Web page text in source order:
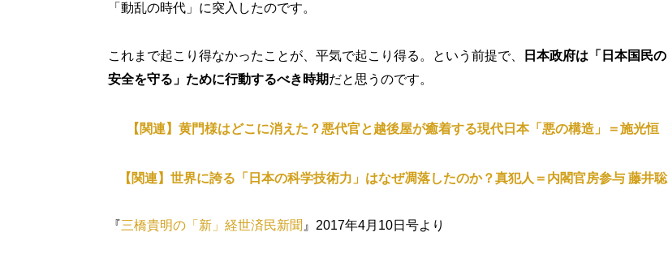
「動乱の時代」に突入したのです。
これまで起こり得なかったことが、平気で起こり得る。という前提で、
日本政府は「日本国民の
安全を守る」ために行動するべき時期だと思うのです。
【関連】黄門様はどこに消えた？悪代官と越後屋が癒着する現代日本「悪の構造」＝施光恒
【関連】世界に誇る「日本の科学技術力」はなぜ凋落したのか？真犯人＝内閣官房参与 藤井聡
『三橋貴明の「新」経世済民新聞 』2017年4月10日号より